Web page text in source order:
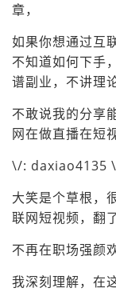
章，
如果你想通过互
不知道如何下手
谱副业，不讲理
不敢说我的分享
网在做直播在短
\/: daxiao4135
大笑是个草根，
联网短视频，翻
不再在职场强颜
我深刻理解，在